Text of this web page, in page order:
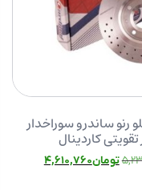
رنو ساندرو سوراخدار
کاردینال
تومان4,610,760